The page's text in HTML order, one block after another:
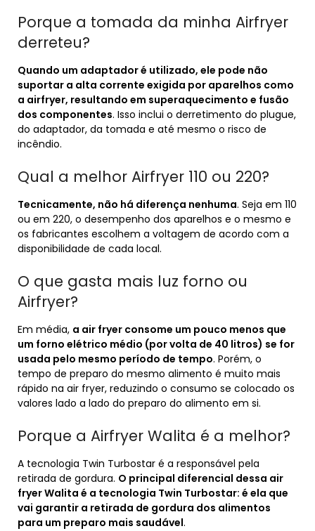
Porque a tomada da minha Airfryer
derreteu?
Quando um adaptador é utilizado, ele pode não
suportar a alta corrente exigida por aparelhos como
a airfryer, resultando em superaquecimento e fusão
dos componentes. Isso inclui o derretimento do plugue,
do adaptador, da tomada e até mesmo o risco de
incêndio.
Qual a melhor Airfryer 110 ou 220?
Tecnicamente, não há diferença nenhuma. Seja em 110
ou em 220, o desempenho dos aparelhos e o mesmo e
os fabricantes escolhem a voltagem de acordo com a
disponibilidade de cada local.
O que gasta mais luz forno ou
Airfryer?
Em média, a air fryer consome um pouco menos que
um forno elétrico médio (por volta de 40 litros) se for
usada pelo mesmo período de tempo. Porém, o
tempo de preparo do mesmo alimento é muito mais
rápido na air fryer, reduzindo o consumo se colocado os
valores lado a lado do preparo do alimento em si.
Porque a Airfryer Walita é a melhor?
A tecnologia Twin Turbostar é a responsável pela
retirada de gordura. O principal diferencial dessa air
fryer Walita é a tecnologia Twin Turbostar: é ela que
vai garantir a retirada de gordura dos alimentos
para um preparo mais saudável.